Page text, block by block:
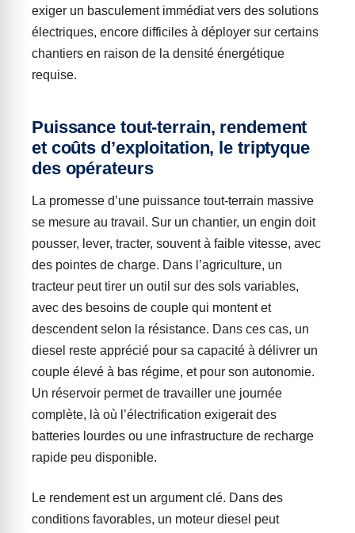
exiger un basculement immédiat vers des solutions
électriques, encore difficiles à déployer sur certains
chantiers en raison de la densité énergétique
requise.
Puissance tout-terrain, rendement
et coûts d’exploitation, le triptyque
des opérateurs
La promesse d’une puissance tout-terrain massive
se mesure au travail. Sur un chantier, un engin doit
pousser, lever, tracter, souvent à faible vitesse, avec
des pointes de charge. Dans l’agriculture, un
tracteur peut tirer un outil sur des sols variables,
avec des besoins de couple qui montent et
descendent selon la résistance. Dans ces cas, un
diesel reste apprécié pour sa capacité à délivrer un
couple élevé à bas régime, et pour son autonomie.
Un réservoir permet de travailler une journée
complète, là où l’électrification exigerait des
batteries lourdes ou une infrastructure de recharge
rapide peu disponible.
Le rendement est un argument clé. Dans des
conditions favorables, un moteur diesel peut